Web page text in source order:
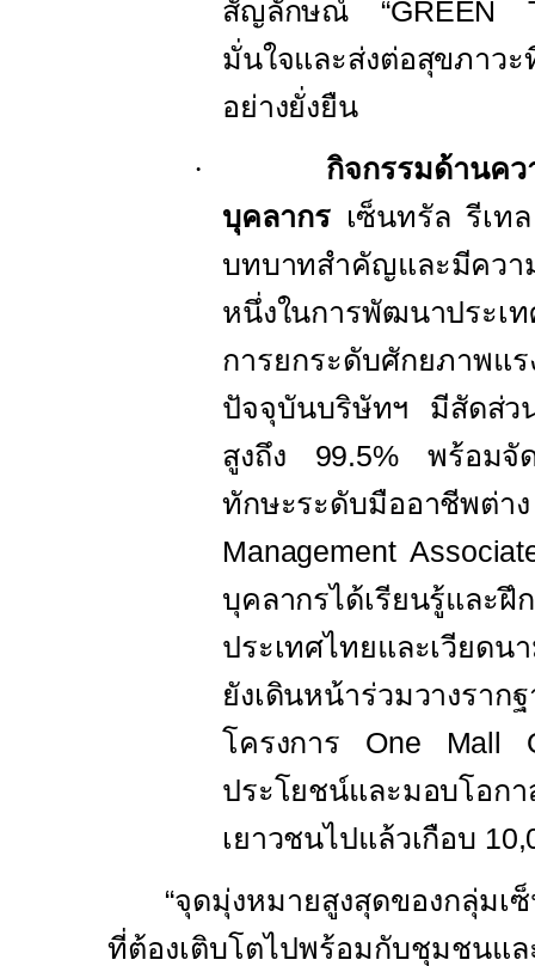
สัญลักษณ์ “GREEN
มั่นใจและส่งต่อสุขภาว
อย่างยั่งยืน
·
กิจกรรมด้านค
บุคลากร เซ็นทรัล รีเท
บทบาทสำคัญและมีควา
หนึ่งในการพัฒนาประเ
การยกระดับศักยภาพ
ปัจจุบันบริษัทฯ มีสัดส่ว
สูงถึง 99.5% พร้อมจั
ทักษะระดับมืออาชีพ
Management
บุคลากรได้เรียนรู้และฝึ
ประเทศไทยและเวียด
ยังเดินหน้าร่วมวางราก
โครงการ One Mall
ประโยชน์และมอบโอกา
เยาวชนไปแล้วเกือบ
“จุดมุ่งหมายสูงสุดของกลุ่ม
ที่ต้องเติบโตไปพร้อมกับชุมชนแล